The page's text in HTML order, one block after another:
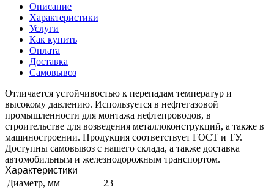
Описание
Характеристики
Услуги
Как купить
Оплата
Доставка
Самовывоз
Отличается устойчивостью к перепадам температур и
высокому давлению. Используется в нефтегазовой
промышленности для монтажа нефтепроводов, в
строительстве для возведения металлоконструкций, а также в
машиностроении. Продукция соответствует ГОСТ и ТУ.
Доступны самовывоз с нашего склада, а также доставка
автомобильным и железнодорожным транспортом.
Характеристики
Диаметр, мм
23